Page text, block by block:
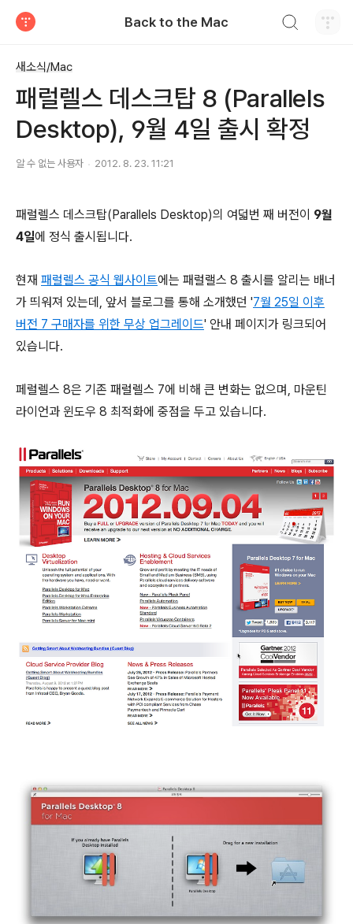
Back to the Mac
새소식/Mac
패럴렐스 데스크탑 8 (Parallels
Desktop), 9월 4일 출시 확정
알 수 없는 사용자 2012. 8. 23. 11:21
패럴렐스 데스크탑(Parallels Desktop)의 여덟번 째 버전이 9월
4일에 정식 출시됩니다.
현재 패럴렐스 공식 웹사이트에는 패럴랠스 8 출시를 알리는 배너
가 띄워져 있는데, 앞서 블로그를 통해 소개했던 '7월 25일 이후
버전 7 구매자를 위한 무상 업그레이드' 안내 페이지가 링크되어
있습니다.
페럴렐스 8은 기존 패럴렐스 7에 비해 큰 변화는 없으며, 마운틴
라이언과 윈도우 8 최적화에 중점을 두고 있습니다.